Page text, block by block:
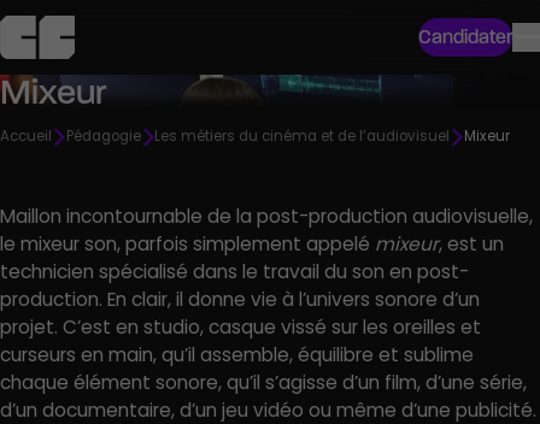
Candidater
Mixeur
Accueil Pédagogie Les métiers du cinéma et de l’audiovisuel Mixeur
Maillon incontournable de la post-production audiovisuelle,
le mixeur son, parfois simplement appelé mixeur, est un
technicien spécialisé dans le travail du son en post-
production. En clair, il donne vie à l’univers sonore d’un
projet. C’est en studio, casque vissé sur les oreilles et
curseurs en main, qu’il assemble, équilibre et sublime
chaque élément sonore, qu’il s’agisse d’un film, d’une série,
d’un documentaire, d’un jeu vidéo ou même d’une publicité.